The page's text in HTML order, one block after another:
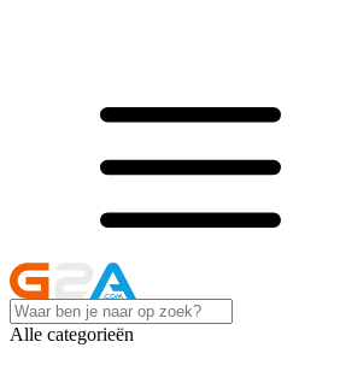
Alle categorieën